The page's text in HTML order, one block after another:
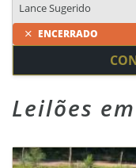
Lance Sugerido
ENCERRADO
Leilões